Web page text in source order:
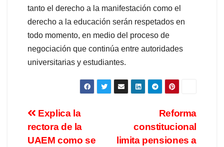
tanto el derecho a la manifestación como el
derecho a la educación serán respetados en
todo momento, en medio del proceso de
negociación que continúa entre autoridades
universitarias y estudiantes.
Reforma
constitucional
limita pensiones a
Explica la
rectora de la
UAEM como se